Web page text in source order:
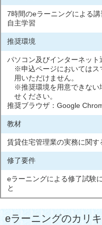
7時間のeラーニングによる
自主学習
推奨環境
パソコン及びインターネット
※申込ページにおいてはス
用いただけません。
※推奨環境を用意できない
せください。
推奨ブラウザ：Google
教材
賃貸住宅管理業の実務に関す
修了要件
eラーニングによる修了試験
と
eラーニングのカリ